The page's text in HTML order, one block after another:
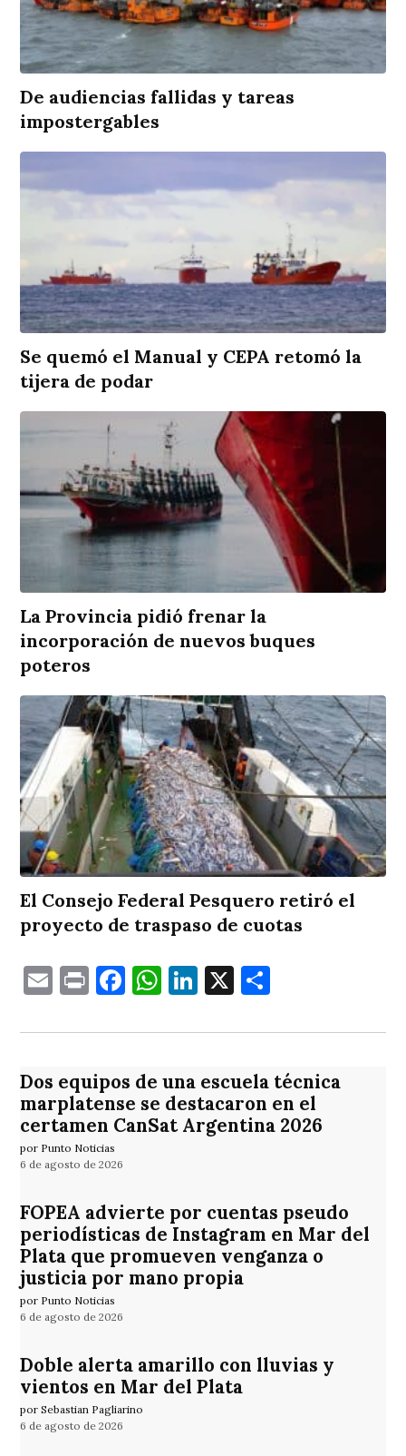
De audiencias fallidas y tareas
impostergables
Se quemó el Manual y CEPA retomó la
tijera de podar
La Provincia pidió frenar la
incorporación de nuevos buques
poteros
El Consejo Federal Pesquero retiró el
proyecto de traspaso de cuotas
EmailPrintFacebook
WhatsApp
LinkedIn
X
Dos equipos de una escuela técnica
marplatense se destacaron en el
certamen CanSat Argentina 2026
por Punto Noticias
6 de agosto de 2026
FOPEA advierte por cuentas pseudo
periodísticas de Instagram en Mar del
Plata que promueven venganza o
justicia por mano propia
por Punto Noticias
6 de agosto de 2026
Doble alerta amarillo con lluvias y
vientos en Mar del Plata
por Sebastian Pagliarino
6 de agosto de 2026